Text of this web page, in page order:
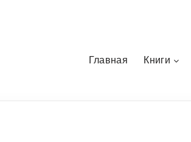
Главная Книги